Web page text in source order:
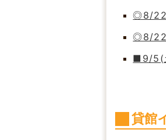
◎8/22(
◎8/
■9/5(
貸館